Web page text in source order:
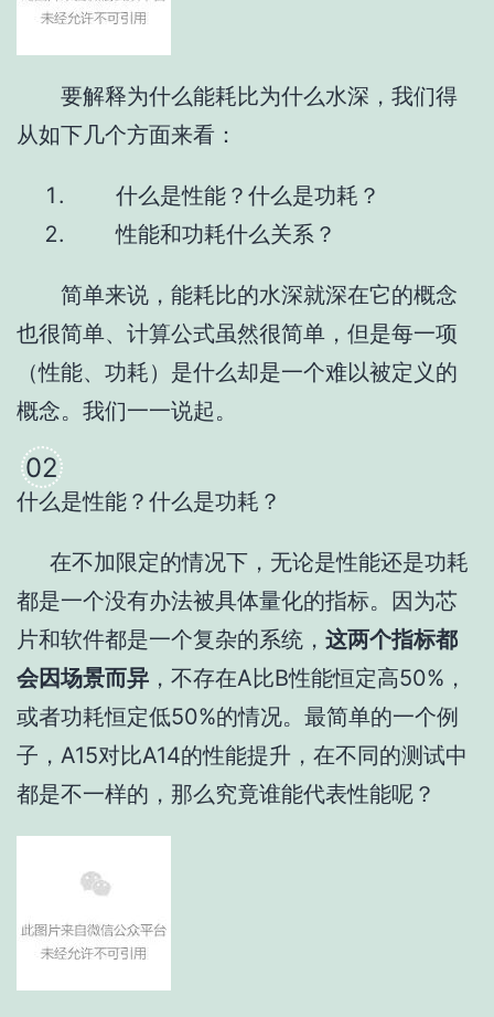
要解释为什么能耗比为什么水深，我们得
从如下几个方面来看：
什么是性能？什么是功耗？
性能和功耗什么关系？
简单来说，能耗比的水深就深在它的概念
也很简单、计算公式虽然很简单，但是每一项
（性能、功耗）是什么却是一个难以被定义的
概念。我们一一说起。
02
什么是性能？什么是功耗？
在不加限定的情况下，无论是性能还是功耗
都是一个没有办法被具体量化的指标。因为芯
片和软件都是一个复杂的系统， 这两个指标都
会因场景而异 ，不存在A比B性能恒定高50%，
或者功耗恒定低50%的情况。最简单的一个例
子，A15对比A14的性能提升，在不同的测试中
都是不一样的，那么究竟谁能代表性能呢？